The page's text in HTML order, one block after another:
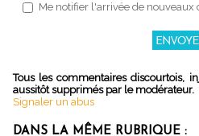
Me notifier l'arrivée de nouveaux
Tous les commentaires discourtois,
aussitôt supprimés par le modérateur.
Signaler un abus
DANS LA MÊME RUBRIQUE :